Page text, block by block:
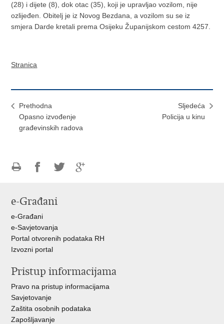
(28) i dijete (8), dok otac (35), koji je upravljao vozilom, nije
ozlijeđen. Obitelj je iz Novog Bezdana, a vozilom su se iz
smjera Darde kretali prema Osijeku Županijskom cestom 4257.
Stranica
Prethodna
Opasno izvođenje
građevinskih radova
Sljedeća
Policija u kinu
FacebookuTwitteru
e-Građani
e-Građani
e-Savjetovanja
Portal otvorenih podataka RH
Izvozni portal
Pristup informacijama
Pravo na pristup informacijama
Savjetovanje
Zaštita osobnih podataka
Zapošljavanje